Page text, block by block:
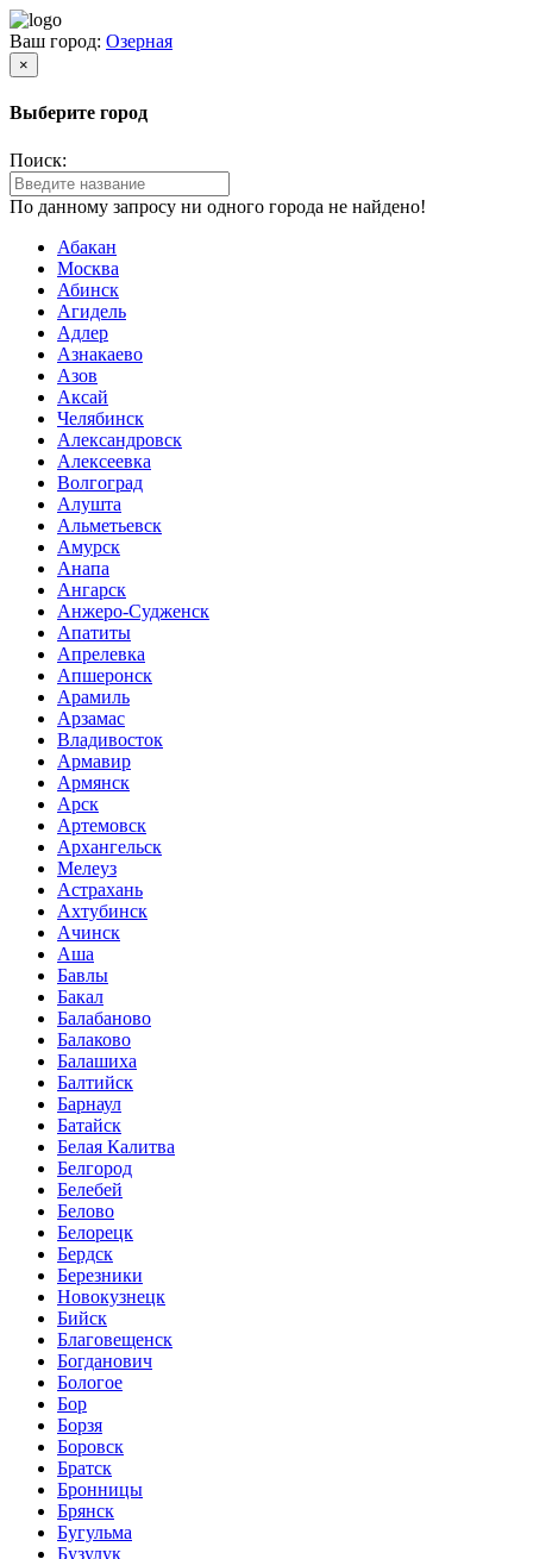
Ваш город: Озерная
×
Выберите город
Поиск:
По данному запросу ни одного города не найдено!
Абакан
Москва
Абинск
Агидель
Адлер
Азнакаево
Азов
Аксай
Челябинск
Александровск
Алексеевка
Волгоград
Алушта
Альметьевск
Амурск
Анапа
Ангарск
Анжеро-Судженск
Апатиты
Апрелевка
Апшеронск
Арамиль
Арзамас
Владивосток
Армавир
Армянск
Арск
Артемовск
Архангельск
Мелеуз
Астрахань
Ахтубинск
Ачинск
Аша
Бавлы
Бакал
Балабаново
Балаково
Балашиха
Балтийск
Барнаул
Батайск
Белая Калитва
Белгород
Белебей
Белово
Белорецк
Бердск
Березники
Новокузнецк
Бийск
Благовещенск
Богданович
Бологое
Бор
Борзя
Боровск
Братск
Бронницы
Брянск
Бугульма
Бузулук